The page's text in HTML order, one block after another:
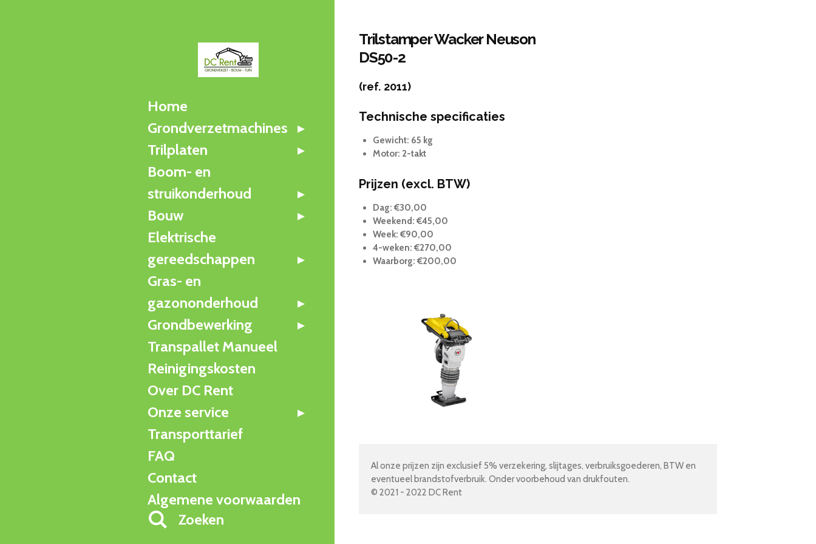
Trilstamper Wacker Neuson
DS50-2
(ref. 2011)
Technische specificaties
Gewicht: 65 kg
Motor: 2-takt
Prijzen (excl. BTW)
Dag: €30,00
Weekend: €45,00
Week: €90,00
4-weken: €270,00
Waarborg: €200,00
Al onze prijzen zijn exclusief 5% verzekering, slijtages, verbruiksgoederen, BTW en
eventueel brandstofverbruik. Onder voorbehoud van drukfouten.
© 2021 - 2022 DC Rent
Home
Grondverzetmachines
Trilplaten
Boom- en
struikonderhoud
Bouw
Elektrische
gereedschappen
Gras- en
gazononderhoud
Grondbewerking
Transpallet Manueel
Reinigingskosten
Over DC Rent
Onze service
Transporttarief
FAQ
Contact
Algemene voorwaarden
Zoeken